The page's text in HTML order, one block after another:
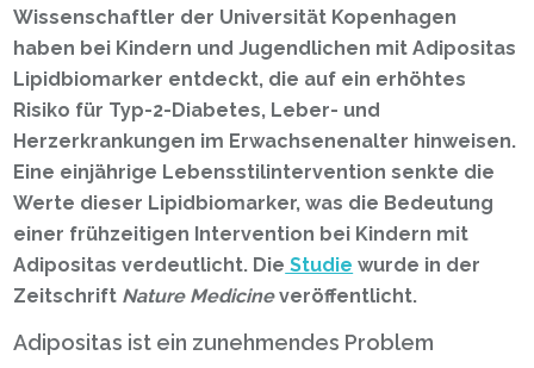
Wissenschaftler der Universität Kopenhagen
haben bei Kindern und Jugendlichen mit Adipositas
Lipidbiomarker entdeckt, die auf ein erhöhtes
Risiko für Typ-2-Diabetes, Leber- und
Herzerkrankungen im Erwachsenenalter hinweisen.
Eine einjährige Lebensstilintervention senkte die
Werte dieser Lipidbiomarker, was die Bedeutung
einer frühzeitigen Intervention bei Kindern mit
Adipositas verdeutlicht. Die Studie wurde in der
Zeitschrift Nature Medicineveröffentlicht.
Adipositas ist ein zunehmendes Problem